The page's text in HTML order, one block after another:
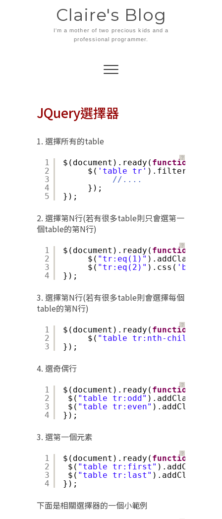
Claire's Blog
I'm a mother of two precious kids and a
professional programmer.
JQuery選擇器
1. 選擇所有的table
？
1
2
3
4
5
$(document).ready( function
$( 'table tr' ).filter(
//....
});
});
2. 選擇第N行(若有很多table則只會選第一
個table的第N行)
？
1
2
3
4
$(document).ready( function
$( "tr:eq(1)" ).addClass(
$( "tr:eq(2)" ).css(
});
3. 選擇第N行(若有很多table則會選擇每個
table的第N行)
？
1
2
3
$(document).ready( function
$( "table tr:nth-child(1)"
});
4. 選奇偶行
？
1
2
3
4
$(document).ready( function
$( "table tr:odd" ).addClass(
$( "table tr:even" ).addClass(
});
3. 選第一個元素
？
1
2
3
4
$(document).ready( function
$( "table tr:first" ).addClass(
$( "table tr:last" ).addClass(
});
下面是相關選擇器的一個小範例